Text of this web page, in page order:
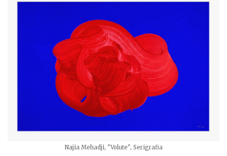
Najia Mehadji, "Volute", Serigrafia